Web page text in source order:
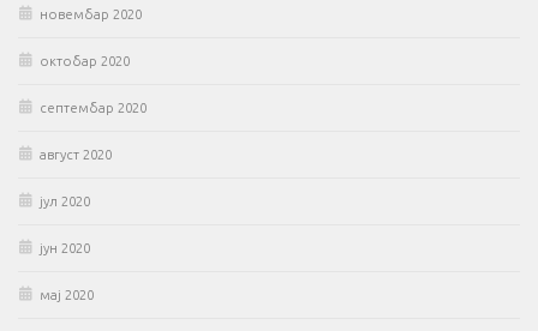
новембар 2020
октобар 2020
септембар 2020
август 2020
јул 2020
јун 2020
мај 2020